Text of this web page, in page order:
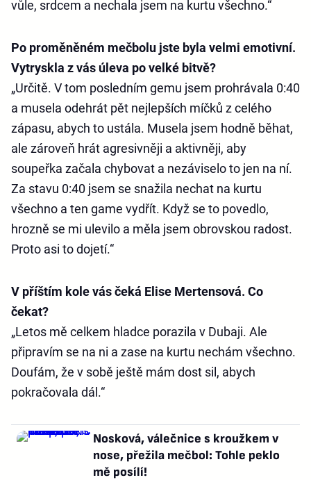
vůle, srdcem a nechala jsem na kurtu všechno.“
Po proměněném mečbolu jste byla velmi emotivní.
Vytryskla z vás úleva po velké bitvě?
„Určitě. V tom posledním gemu jsem prohrávala 0:40
a musela odehrát pět nejlepších míčků z celého
zápasu, abych to ustála. Musela jsem hodně běhat,
ale zároveň hrát agresivněji a aktivněji, aby
soupeřka začala chybovat a nezáviselo to jen na ní.
Za stavu 0:40 jsem se snažila nechat na kurtu
všechno a ten game vydřít. Když se to povedlo,
hrozně se mi ulevilo a měla jsem obrovskou radost.
Proto asi to dojetí.“
V příštím kole vás čeká Elise Mertensová. Co
čekat?
„Letos mě celkem hladce porazila v Dubaji. Ale
připravím se na ni a zase na kurtu nechám všechno.
Doufám, že v sobě ještě mám dost sil, abych
pokračovala dál.“
Nosková, válečnice s kroužkem v
nose, přežila mečbol: Tohle peklo
mě posílí!